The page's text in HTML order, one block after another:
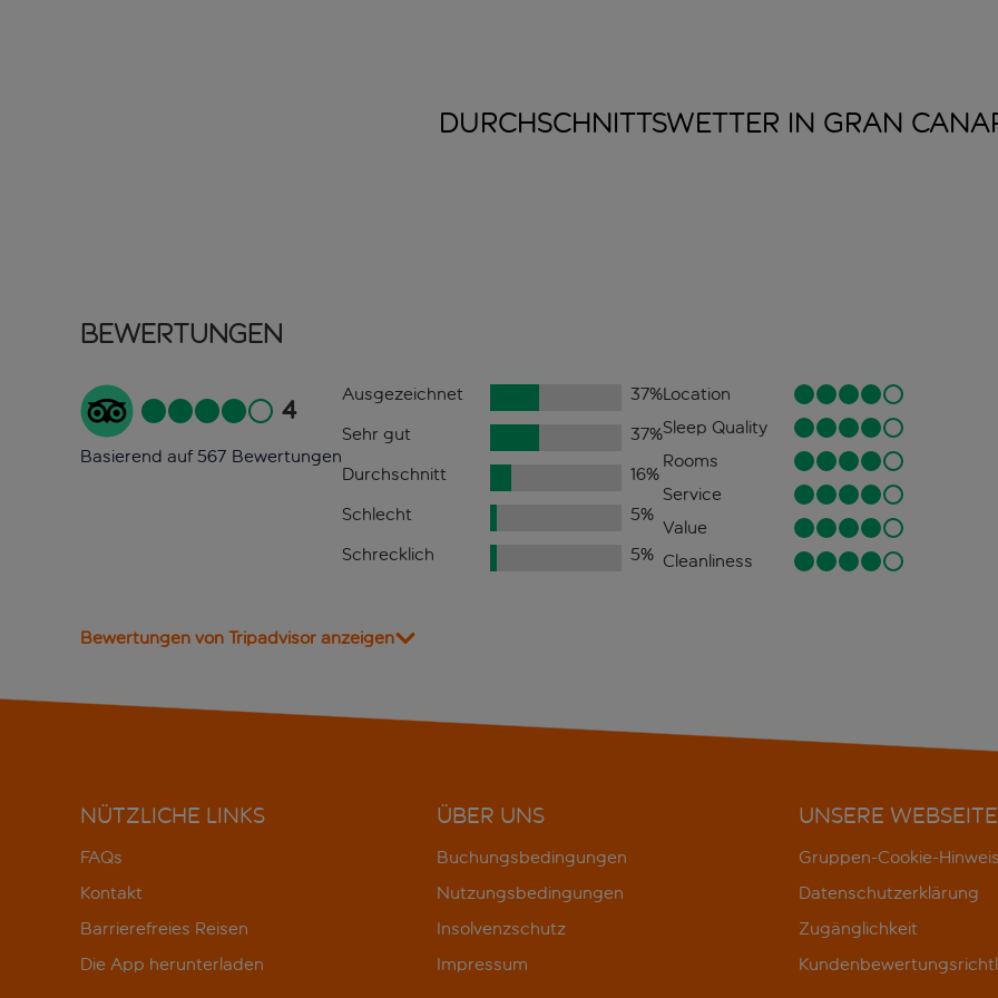
DURCHSCHNITTSWETTER IN GRAN
Bewertungen
4
Basierend auf 567 Bewertungen
Ausgezeichnet 37%
Sehr gut
37%
Durchschnitt
16%
Schlecht
5%
Schrecklich
5%
Location
Sleep Quality
Rooms
Service
Value
Cleanliness
Bewertungen von Tripadvisor anzeigen
NÜTZLICHE LINKS
FAQs
Kontakt
Barrierefreies Reisen
Die App herunterladen
ÜBER UNS
Buchungsbedingungen
Nutzungsbedingungen
Insolvenzschutz
Impressum
UNSERE WEBSEITE
Gruppen-Cookie-
Datenschutzerklärung
Zugänglichkeit